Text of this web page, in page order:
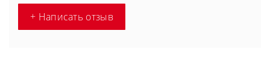
+ Написать отзыв